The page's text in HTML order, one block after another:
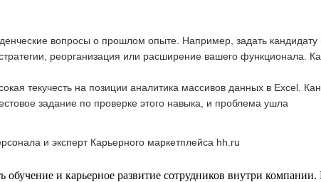
вопросы о прошлом опыте. Например, задать
реорганизация или расширение вашего функционала.
текучесть на позиции аналитика массивов данных в Excel.
задание по проверке этого навыка, и проблема ушла
и эксперт Карьерного маркетплейса hh.ru
и карьерное развитие сотрудников внутри